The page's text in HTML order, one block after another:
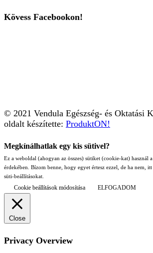
Kövess Facebookon!
© 2021 Vendula Egészség- és
oldalt készítette: ProduktON!
Megkínálhatlak egy kis sütivel?
Ez a weboldal (ahogyan az összes) sütiket (cookie-kat) használ
érdekében. Bízom benne, hogy egyet értesz ezzel, de ha nem,
süti-beállításokat.
Cookie beállítások módosítása ELFOGADOM
Close
Privacy Overview